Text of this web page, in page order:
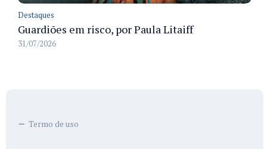
Destaques
Guardiões em risco, por Paula Litaiff
31/07/2026
Termo de uso